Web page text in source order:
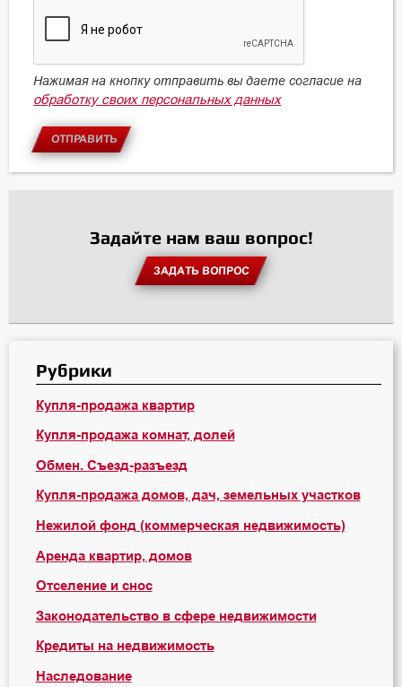
Нажимая на кнопку отправить вы даете согласие на
обработку своих персональных данных
ОТПРАВИТЬ
Задайте нам ваш вопрос!
ЗАДАТЬ ВОПРОС
Рубрики
Купля-продажа квартир
Купля-продажа комнат, долей
Обмен. Съезд-разъезд
Купля-продажа домов, дач, земельных участков
Нежилой фонд (коммерческая недвижимость)
Аренда квартир, домов
Отселение и снос
Законодательство в сфере недвижимости
Кредиты на недвижимость
Наследование